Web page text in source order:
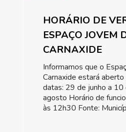
HORÁRIO DE
ESPAÇO JOVEM
CARNAXIDE
Informamos que o
Carnaxide estará
datas: 29 de junho a
agosto Horário de
às 12h30 Fonte: